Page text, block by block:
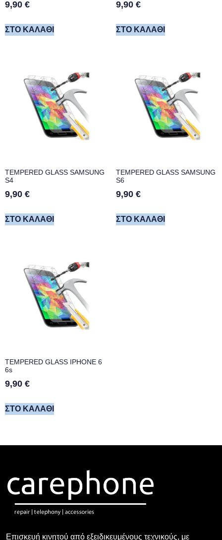
9,90 €
ΣΤΟ ΚΑΛΆΘΙ
9,90 €
ΣΤΟ ΚΑΛΆΘΙ
TEMPERED GLASS SAMSUNG
S4
9,90 €
ΣΤΟ ΚΑΛΆΘΙ
TEMPERED GLASS SAMSUNG
S6
9,90 €
ΣΤΟ ΚΑΛΆΘΙ
TEMPERED GLASS IPHONE 6
6s
9,90 €
ΣΤΟ ΚΑΛΆΘΙ
Επισκευή κινητού από εξειδικευμένους τεχνικούς, με